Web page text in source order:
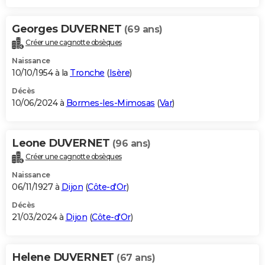
Georges DUVERNET (69 ans)
Créer une cagnotte obsèques
Naissance
10/10/1954 à la Tronche (Isère)
Décès
10/06/2024 à Bormes-les-Mimosas (Var)
Leone DUVERNET (96 ans)
Créer une cagnotte obsèques
Naissance
06/11/1927 à Dijon (Côte-d'Or)
Décès
21/03/2024 à Dijon (Côte-d'Or)
Helene DUVERNET (67 ans)